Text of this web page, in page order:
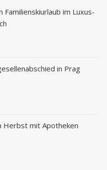
Familienskiurlaub im Luxus-
in Prag
Herbst mit Apotheken